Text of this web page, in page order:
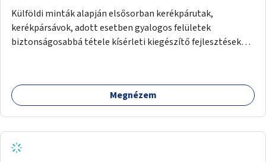
Külföldi minták alapján elsősorban kerékpárutak,
kerékpársávok, adott esetben gyalogos felületek
biztonságosabbá tétele kísérleti kiegészítő fejlesztésekkel
Megnézem